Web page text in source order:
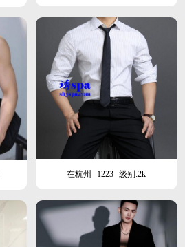
在杭州 1223 级别:2k